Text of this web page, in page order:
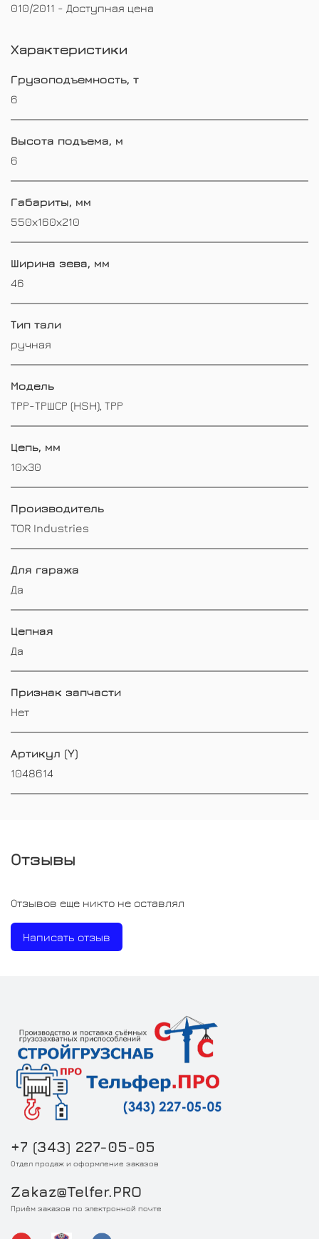
010/2011 - Доступная цена
Характеристики
Грузоподъемность, т
6
Высота подъема, м
6
Габариты, мм
550х160х210
Ширина зева, мм
46
Тип тали
ручная
Модель
ТРР-ТРШСР (HSH), ТРР
Цепь, мм
10х30
Производитель
TOR Industries
Для гаража
Да
Цепная
Да
Признак запчасти
Нет
Артикул (Y)
1048614
Отзывы
Отзывов еще никто не оставлял
Написать отзыв
+7 (343) 227-05-05
Отдел продаж и оформление заказов
Zakaz@Telfer.PRO
Приём заказов по электронной почте